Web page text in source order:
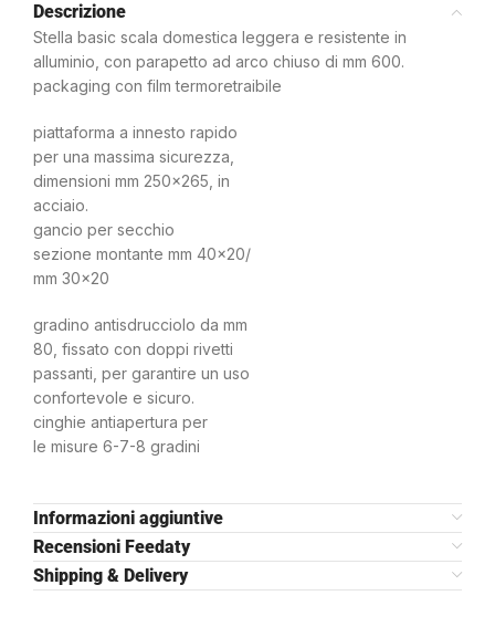
Descrizione
Stella basic scala domestica leggera e resistente in
alluminio, con parapetto ad arco chiuso di mm 600.
packaging con film termoretraibile
piattaforma a innesto rapido
per una massima sicurezza,
dimensioni mm 250×265, in
acciaio.
gancio per secchio
sezione montante mm 40×20/
mm 30×20
gradino antisdrucciolo da mm
80, fissato con doppi rivetti
passanti, per garantire un uso
confortevole e sicuro.
cinghie antiapertura per
le misure 6-7-8 gradini
Informazioni aggiuntive
Recensioni Feedaty
Shipping & Delivery